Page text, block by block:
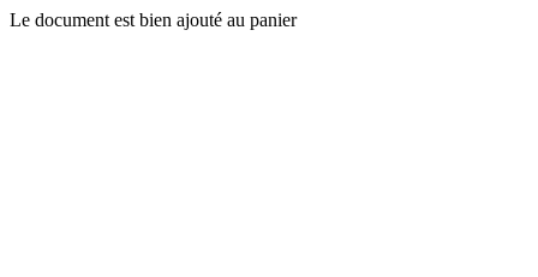
Le document est bien ajouté au panier